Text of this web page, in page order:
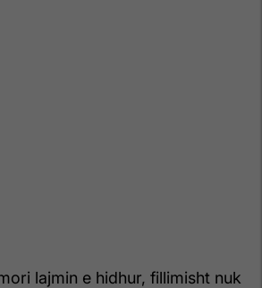
lajmin e hidhur, fillimisht nuk